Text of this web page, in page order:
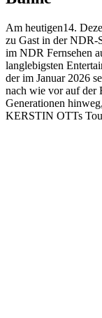
Am heutigen14.
zu Gast in der NDR-
im NDR Fernsehen
langlebigsten
der im Januar 2026
nach wie vor auf der
Generationen
KERSTIN OTTs